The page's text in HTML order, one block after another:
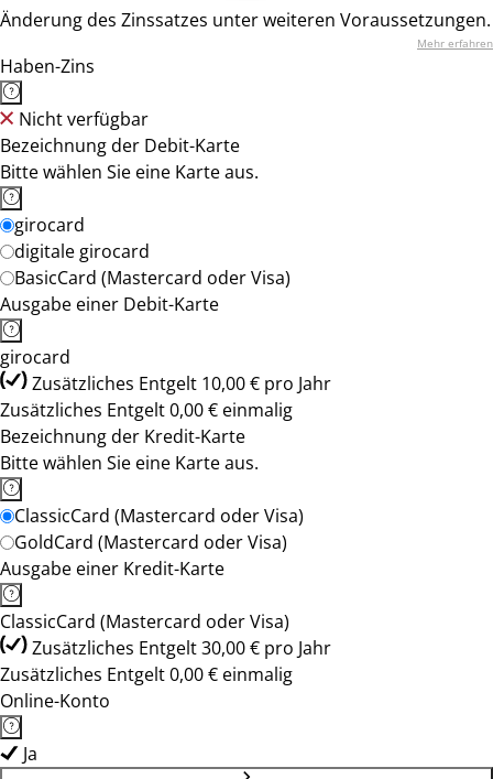
Änderung des Zinssatzes unter weiteren Voraussetzungen.
Mehr erfahren
Haben-Zins
Nicht verfügbar
Bezeichnung der Debit-Karte
Bitte wählen Sie eine Karte aus.
girocard
digitale girocard
BasicCard (Mastercard oder Visa)
Ausgabe einer Debit-Karte
girocard
Zusätzliches Entgelt 10,00 € pro Jahr
Zusätzliches Entgelt 0,00 € einmalig
Bezeichnung der Kredit-Karte
Bitte wählen Sie eine Karte aus.
ClassicCard (Mastercard oder Visa)
GoldCard (Mastercard oder Visa)
Ausgabe einer Kredit-Karte
ClassicCard (Mastercard oder Visa)
Zusätzliches Entgelt 30,00 € pro Jahr
Zusätzliches Entgelt 0,00 € einmalig
Online-Konto
Ja